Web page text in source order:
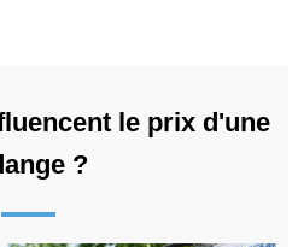
le prix d'une
?